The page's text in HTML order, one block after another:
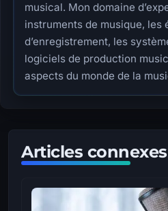
musical. Mon domaine
instruments de musique, les
d’enregistrement, les
logiciels de production
aspects du monde de la
Articles connexes